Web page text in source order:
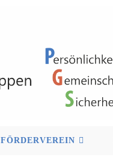
FÖRDERVEREIN